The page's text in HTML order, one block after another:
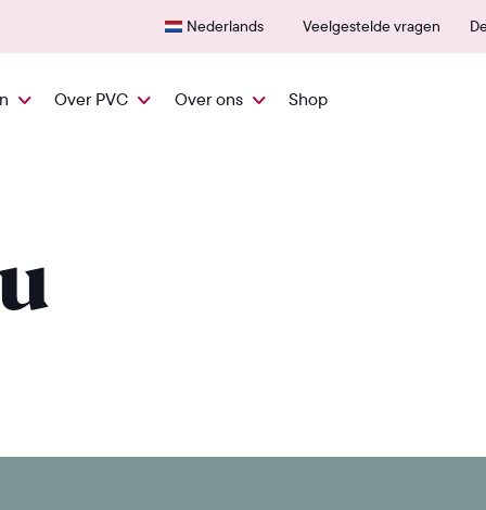
Snel vanuit NL geleverd
Nederlands Veelgestelde vragen
Over PVC Over ons Shop